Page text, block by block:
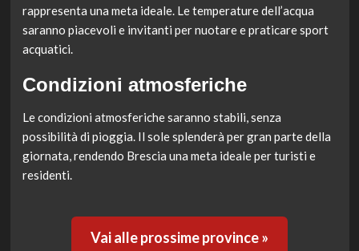
rappresenta una meta ideale. Le temperature dell’acqua
saranno piacevoli e invitanti per nuotare e praticare sport
acquatici.
Condizioni atmosferiche
Le condizioni atmosferiche saranno stabili, senza
possibilità di pioggia. Il sole splenderà per gran parte della
giornata, rendendo Brescia una meta ideale per turisti e
residenti.
Vai alle prossime province »